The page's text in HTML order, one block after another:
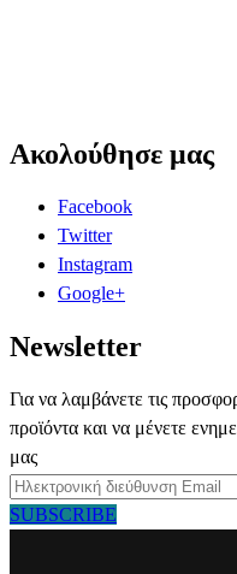
Ακολούθησε μας
Facebook
Twitter
Instagram
Google+
Newsletter
Για να λαμβάνετε τις
προϊόντα και να μένετε
μας
SUBSCRIBE